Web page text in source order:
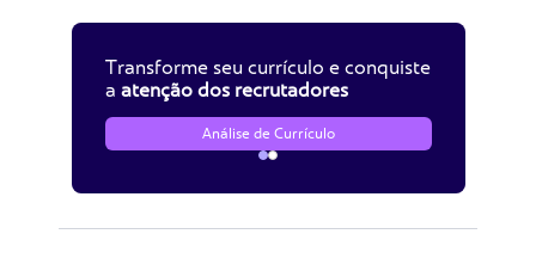
Transforme seu currículo e conquiste
a atenção dos recrutadores
Análise de Currículo